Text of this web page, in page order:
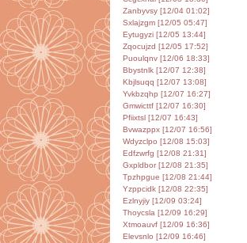
Zanbyvsy [12/04 01:02]
Sxlajzgm [12/05 05:47]
Eytugyzi [12/05 13:44]
Zqocujzd [12/05 17:52]
Puoulqnv [12/06 18:33]
Bbystnlk [12/07 12:38]
Kbjlsuqq [12/07 13:08]
Yvkbzqhp [12/07 16:27]
Gmwicttf [12/07 16:30]
Pfiixtsl [12/07 16:43]
Bvwazppx [12/07 16:56]
Wdyzclpo [12/08 15:03]
Edfzwrfg [12/08 21:31]
Gxpldbor [12/08 21:35]
Tpzhpgue [12/08 21:44]
Yzppcidk [12/08 22:35]
Ezlnyjiy [12/09 03:24]
Thoycsla [12/09 16:29]
Xtmoauvf [12/09 16:36]
Elevsnlo [12/09 16:46]